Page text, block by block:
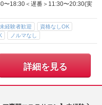
〜18:30＜遅番＞11:30〜20:30(実
未経験者歓迎
資格なしOK
ノルマなし
詳細を見る